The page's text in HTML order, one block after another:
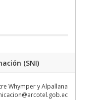
(SNI)
Whymper y Alpallana